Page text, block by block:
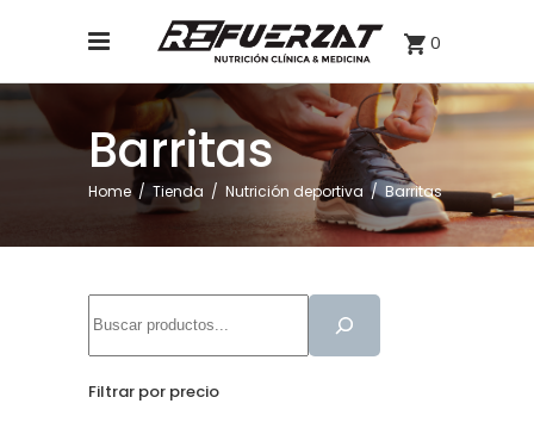
0
Barritas
Home/ Tienda / Nutrición deportiva /Barritas
Filtrar por precio